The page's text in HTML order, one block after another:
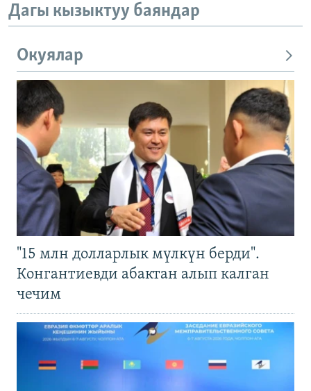
Дагы кызыктуу баяндар
Окуялар
"15 млн долларлык мүлкүн берди".
Конгантиевди абактан алып калган
чечим